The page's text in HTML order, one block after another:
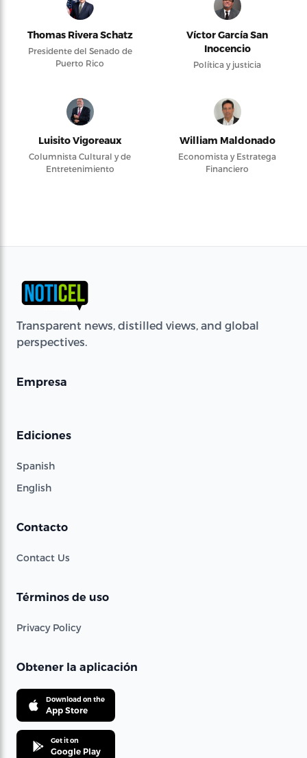
Thomas Rivera Schatz
Presidente del Senado de
Puerto Rico
Víctor García San
Inocencio
Política y justicia
Luisito Vigoreaux
Columnista Cultural y de
Entretenimiento
William Maldonado
Economista y Estratega
Financiero
Transparent news, distilled views, and global
perspectives.
Empresa
Ediciones
Spanish
English
Contacto
Contact Us
Términos de uso
Privacy Policy
Obtener la aplicación
Download on the
App Store
Get it on
Google Play